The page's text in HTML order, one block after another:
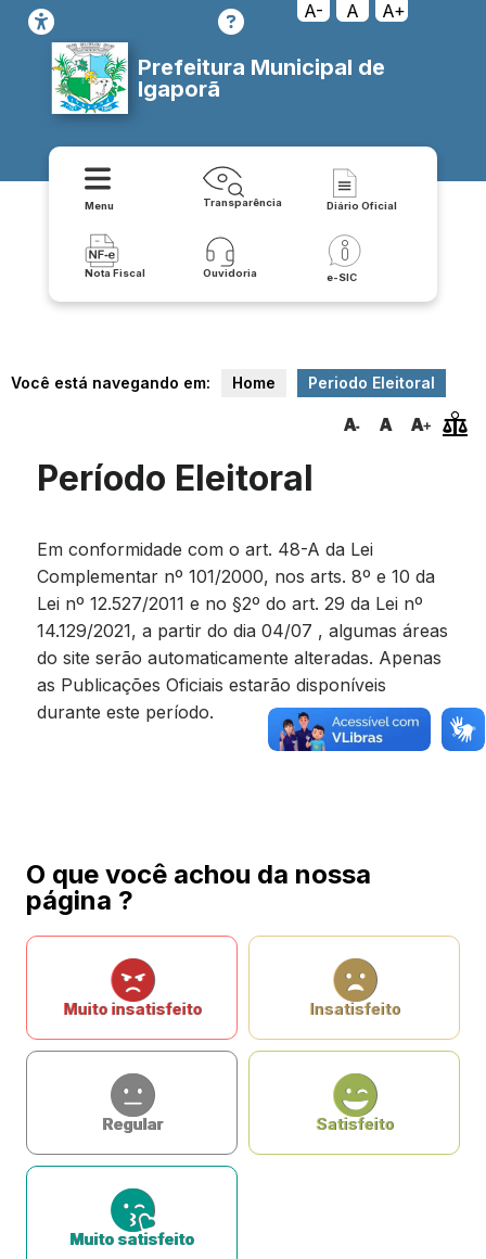
A- A A+
Prefeitura Municipal de
Igaporã
Menu Transparência Diário Oficial
Nota Fiscal Ouvidoria e-SIC
Você está navegando em: Home Periodo Eleitoral
Período Eleitoral
Em conformidade com o art. 48-A da Lei
Complementar nº 101/2000, nos arts. 8º e 10 da
Lei nº 12.527/2011 e no §2º do art. 29 da Lei nº
14.129/2021, a partir do dia 04/07 , algumas áreas
do site serão automaticamente alteradas. Apenas
as Publicações Oficiais estarão disponíveis
durante este período.
O que você achou da nossa
página ?
Muito insatisfeito Insatisfeito
Regular Satisfeito
Muito satisfeito